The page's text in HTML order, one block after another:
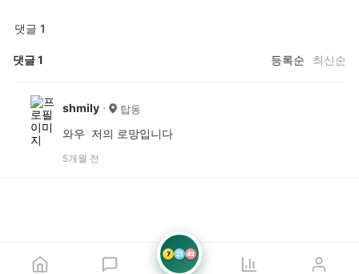
댓글 1
댓글1 등록순 최신순
shmily 탑동
와우 저의 로망입니다
5개월 전
7 21 42